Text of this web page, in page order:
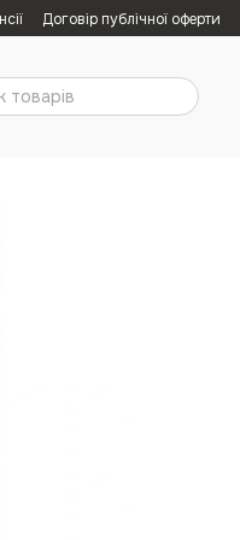
Договір публічної оферти